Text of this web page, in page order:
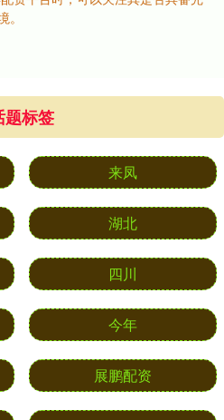
题标签
来凤
湖北
四川
今年
展鹏配资